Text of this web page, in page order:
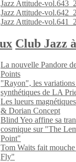
Jazz Attitude-
Jazz Attitude-
Jazz Attitude-
Club Jazz
La nouvelle Pandore
Points
"Rayon", les
synthétiques de LA
Les lueurs
& Dorian Concept
Blind Yeo affine sa
cosmique sur "The
Point"
Tom Waits fait
Fly"